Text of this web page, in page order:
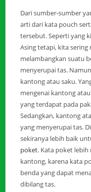
Dari sumber-sumber
arti dari kata pouch
tersebut. Seperti yang
Asing tetapi, kita
melambangkan suatu
menyerupai tas.
kantong atau saku.
mengenai kantong
yang terdapat pada
Sedangkan, kantong
yang menyerupai tas.
sekiranya lebih baik
poket. Kata poket
kantong, karena kata
benda yang dapat
dibilang tas.